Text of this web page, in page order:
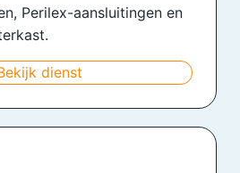
Perilex-aansluitingen en
dienst